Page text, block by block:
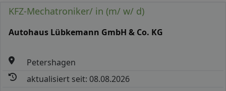
KFZ-Mechatroniker/ in (m/ w/ d)
Autohaus Lübkemann GmbH & Co. KG
Petershagen
aktualisiert seit: 08.08.2026